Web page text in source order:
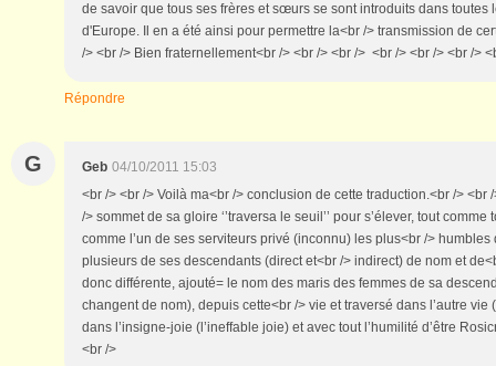
de savoir que tous ses frères et sœurs se sont introduits dans toutes
d'Europe. Il en a été ainsi pour permettre la<br /> transmission de
/> <br /> Bien fraternellement<br /> <br /> <br /> <br /> <br /> <br />
Répondre
G Geb 04/10/2011 15:03
<br /> <br /> Voilà ma<br /> conclusion de cette traduction.<br /> <br
/> sommet de sa gloire ‘’traversa le seuil’’ pour s’élever, tout
comme l’un de ses serviteurs privé (inconnu) les plus<br /> humbles
plusieurs de ses descendants (direct et<br /> indirect) de nom et
donc différente, ajouté= le nom des maris des femmes de sa
changent de nom), depuis cette<br /> vie et traversé dans l’autre
dans l’insigne-joie (l’ineffable joie) et avec tout l’humilité d’être
<br />